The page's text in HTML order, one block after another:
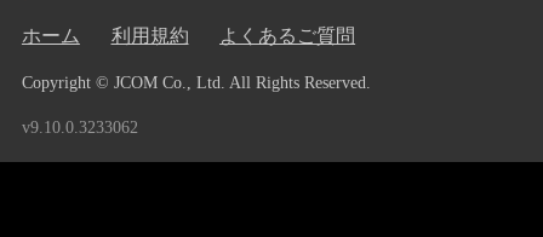
ホーム 利用規約 よくあるご質問
Copyright © JCOM Co., Ltd. All Rights Reserved.
v9.10.0.3233062